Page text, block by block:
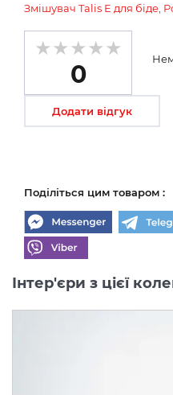
Змішувач Talis E для біде,
0
Додати відгук
Поділіться цим товаром :
Інтер'єри з цієї